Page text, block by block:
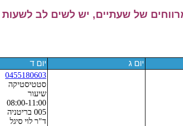
של שעתיים, יש לשים לב לשעות
יום ג יום ד
0455180603
סטטיסטיקה
שיעור
08:00-11:00
005 בריטניה
ד"ר לוי סיגל